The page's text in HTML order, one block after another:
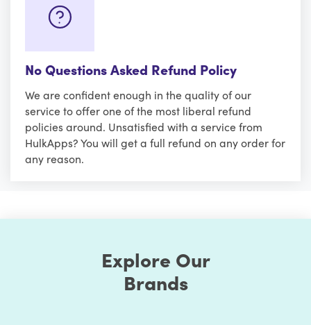
No Questions Asked Refund Policy
We are confident enough in the quality of our
service to offer one of the most liberal refund
policies around. Unsatisfied with a service from
HulkApps? You will get a full refund on any order for
any reason.
Explore Our
Brands